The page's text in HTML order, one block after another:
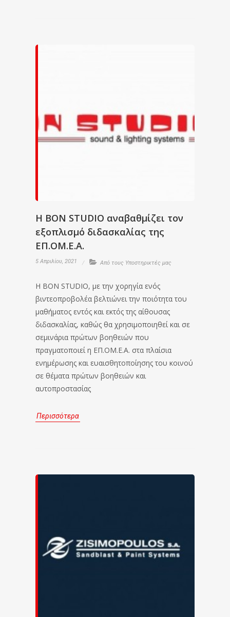
Η BON STUDIO αναβαθμίζει τον
εξοπλισμό διδασκαλίας της
ΕΠ.ΟΜ.Ε.Α.
5 Απριλίου, 2021 Από τους Υποστηρικτές μας
Η BON STUDIO, με την χορηγία ενός
βιντεοπροβολέα βελτιώνει την ποιότητα του
μαθήματος εντός και εκτός της αίθουσας
διδασκαλίας, καθώς θα χρησιμοποιηθεί και σε
σεμινάρια πρώτων βοηθειών που
πραγματοποιεί η ΕΠ.ΟΜ.Ε.Α. στα πλαίσια
ενημέρωσης και ευαισθητοποίησης του κοινού
σε θέματα πρώτων βοηθειών και
αυτοπροστασίας
Περισσότερα